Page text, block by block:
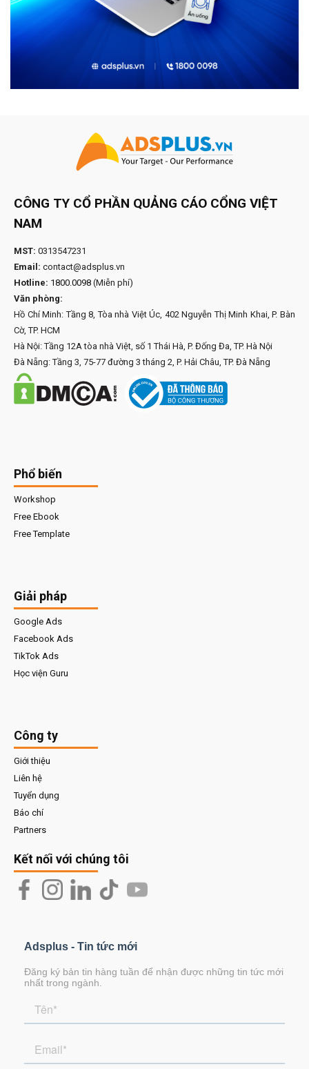
CÔNG TY CỔ PHẦN QUẢNG CÁO CỔNG VIỆT
NAM
MST: 0313547231
Email: contact@adsplus.vn
Hotline: 1800.0098 (Miễn phí)
Văn phòng:
Hồ Chí Minh: Tầng 8, Tòa nhà Việt Úc, 402 Nguyễn Thị Minh Khai, P. Bàn
Cờ, TP. HCM
Hà Nội: Tầng 12A tòa nhà Việt, số 1 Thái Hà, P. Đống Đa, TP. Hà Nội
Đà Nẵng: Tầng 3, 75-77 đường 3 tháng 2, P. Hải Châu, TP. Đà Nẵng
Phổ biến
Workshop
Free Ebook
Free Template
Giải pháp
Google Ads
Facebook Ads
TikTok Ads
Học viện Guru
Công ty
Giới thiệu
Liên hệ
Tuyển dụng
Báo chí
Partners
Kết nối với chúng tôi